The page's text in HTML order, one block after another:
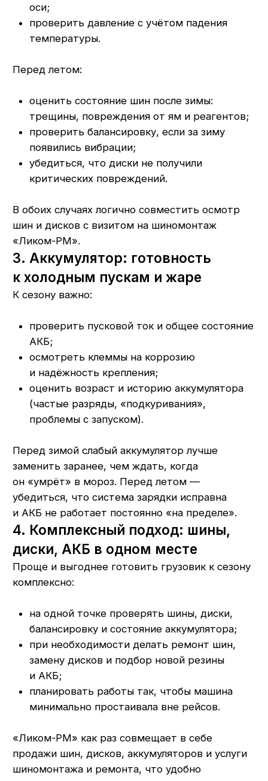
диски, АКБ в одном месте
Проще и выгоднее готовить грузовик к сезону
балансировку и состояние аккумулятора;
при необходимости делать ремонт шин,
и АКБ;
минимально простаивала вне рейсов.
«Ликом-РМ» как раз совмещает в себе
продажи шин, дисков, аккумуляторов и услуги
шиномонтажа и ремонта, что удобно
для владельцев 1−3 грузовиков и небольших
Хотите подготовить грузовик
Позвоните по номеру
19или оставьте заявку на диагностику,
и аккумулятора, при необходимости
предложим ремонт или замену
Полезно знать
Контакты
Оплата и доставка
Обмен и возврат
Республика Мордовия, с. Лямбирь,
ул. Октябрьская, д. 107А
Пн-Пт: с 8:30 до 17:30
Сб-Вс: с 8:30 до 16:00
+7 (927) 979-00-19
© ООО «Ликом-РМ»